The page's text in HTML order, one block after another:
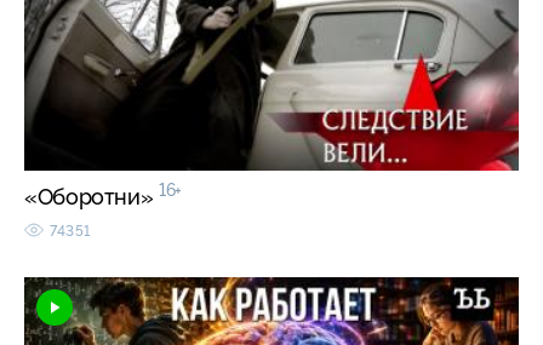
«Оборотни» 16+
74351